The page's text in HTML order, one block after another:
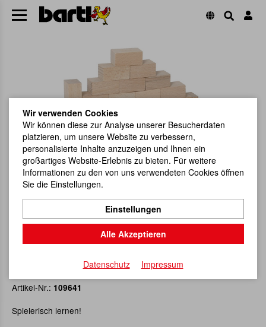
Römische Brücke
Artikel-Nr.: 109641
Spielerisch lernen!
Wir verwenden Cookies
Wir können diese zur Analyse unserer Besucherdaten
platzieren, um unsere Website zu verbessern,
personalisierte Inhalte anzuzeigen und Ihnen ein
großartiges Website-Erlebnis zu bieten. Für weitere
Informationen zu den von uns verwendeten Cookies öffnen
Sie die Einstellungen.
Einstellungen
Alle Akzeptieren
Datenschutz Impressum